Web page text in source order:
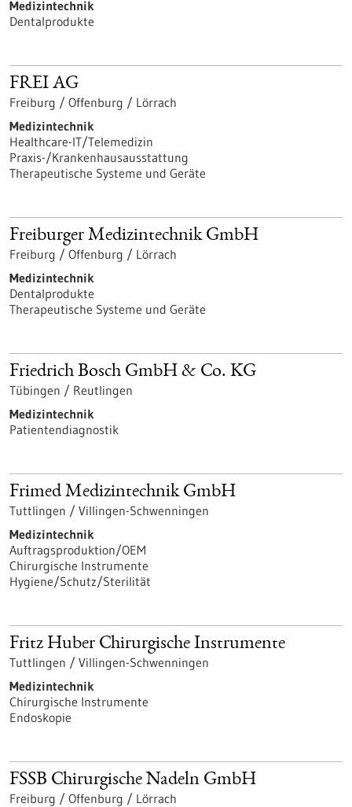
Medizintechnik
Dentalprodukte
FREI AG
Freiburg / Offenburg / Lörrach
Medizintechnik
Healthcare-IT/Telemedizin
Praxis-/Krankenhausausstattung
Therapeutische Systeme und Geräte
Freiburger Medizintechnik GmbH
Freiburg / Offenburg / Lörrach
Medizintechnik
Dentalprodukte
Therapeutische Systeme und Geräte
Friedrich Bosch GmbH & Co. KG
Tübingen / Reutlingen
Medizintechnik
Patientendiagnostik
Frimed Medizintechnik GmbH
Tuttlingen / Villingen-Schwenningen
Medizintechnik
Auftragsproduktion/OEM
Chirurgische Instrumente
Hygiene/Schutz/Sterilität
Fritz Huber Chirurgische Instrumente
Tuttlingen / Villingen-Schwenningen
Medizintechnik
Chirurgische Instrumente
Endoskopie
FSSB Chirurgische Nadeln GmbH
Freiburg / Offenburg / Lörrach